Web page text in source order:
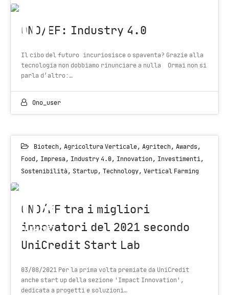
01
ONO/EF: Industry 4.0
Il cibo del futuro incuriosisce o spaventa? Grazie alla
tecnologia non dobbiamo rinunciare a nulla Ormai non si
parla d’altro:…
Ono_user
Biotech, Agricoltura Verticale, Agritech, Awards,
Food , Impresa, Industry 4.0, Innovation, Investimenti ,
Sostenibilità, Startup, Technology, Vertical Farming
03
AUG 2021
ONO/EF tra i migliori
innovatori del 2021 secondo
UniCredit Start Lab
03/08/2021 Per la prima volta premiate da UniCredit
anche start up della sezione 'Impact Innovation',
dedicata a progetti e soluzioni…